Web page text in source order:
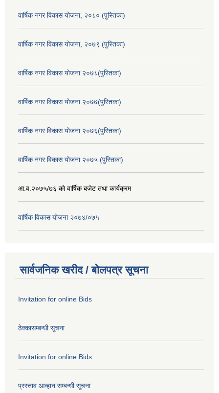
वार्षिक नगर विकास योजना, २०८० (पुस्तिका)
वार्षिक नगर विकास योजना, २०७९ (पुस्तिका)
वार्षिक नगर विकास योजना २०७८(पुस्तिका)
वार्षिक नगर विकास योजना २०७७(पुस्तिका)
वार्षिक नगर विकास योजना २०७६(पुस्तिका)
वार्षिक नगर विकास योजना २०७५ (पुस्तिका)
आ.व.२०७५/७६ को वार्षिक बजेट तथा कार्यक्रम
वार्षिक विकास योजना २०७४/०७५
सार्वजनिक खरीद / बोलपत्र सूचना
Invitation for online Bids
ठेक्कासम्बन्धी सूचना
Invitation for online Bids
प्रस्ताव आव्हान सम्बन्धी सूचना